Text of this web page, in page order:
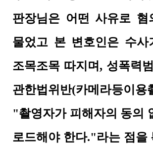
판장님은 어떤 사유로 혐
물었고 본 변호인은 수사
조목조목 따지며, 성폭력
관한법위반(카메라등이용
"촬영자가 피해자의 동의
로드해야 한다."라는 점을